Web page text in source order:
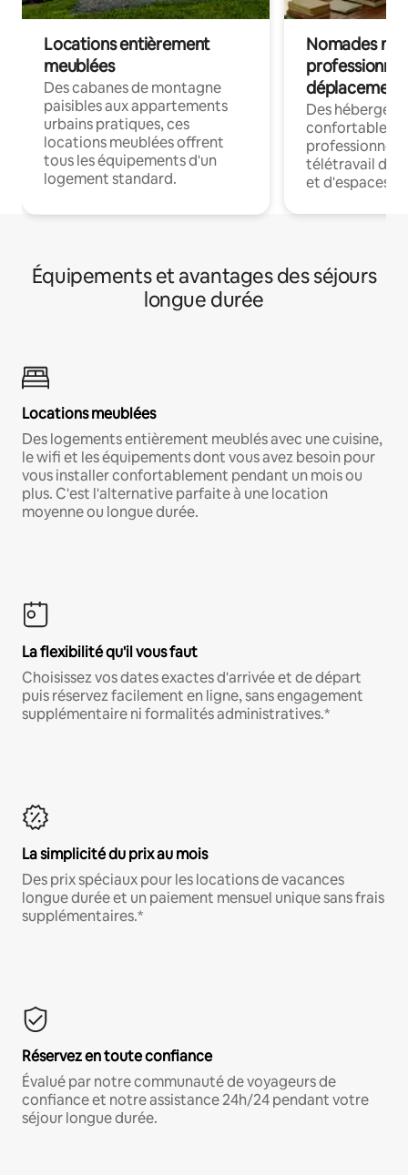
Locations entièrement
meublées
Des cabanes de montagne
paisibles aux appartements
urbains pratiques, ces
locations meublées offrent
tous les équipements d'un
logement standard.
Nomades
déplacement
Des
confortables
professionnels
télétravail
et d'espaces
Équipements et avantages des séjours
longue durée
Locations meublées
Des logements entièrement meublés avec une cuisine,
le wifi et les équipements dont vous avez besoin pour
vous installer confortablement pendant un mois ou
plus. C'est l'alternative parfaite à une location
moyenne ou longue durée.
La flexibilité qu'il vous faut
Choisissez vos dates exactes d'arrivée et de départ
puis réservez facilement en ligne, sans engagement
supplémentaire ni formalités administratives.*
La simplicité du prix au mois
Des prix spéciaux pour les locations de vacances
longue durée et un paiement mensuel unique sans frais
supplémentaires.*
Réservez en toute confiance
Évalué par notre communauté de voyageurs de
confiance et notre assistance 24h/24 pendant votre
séjour longue durée.